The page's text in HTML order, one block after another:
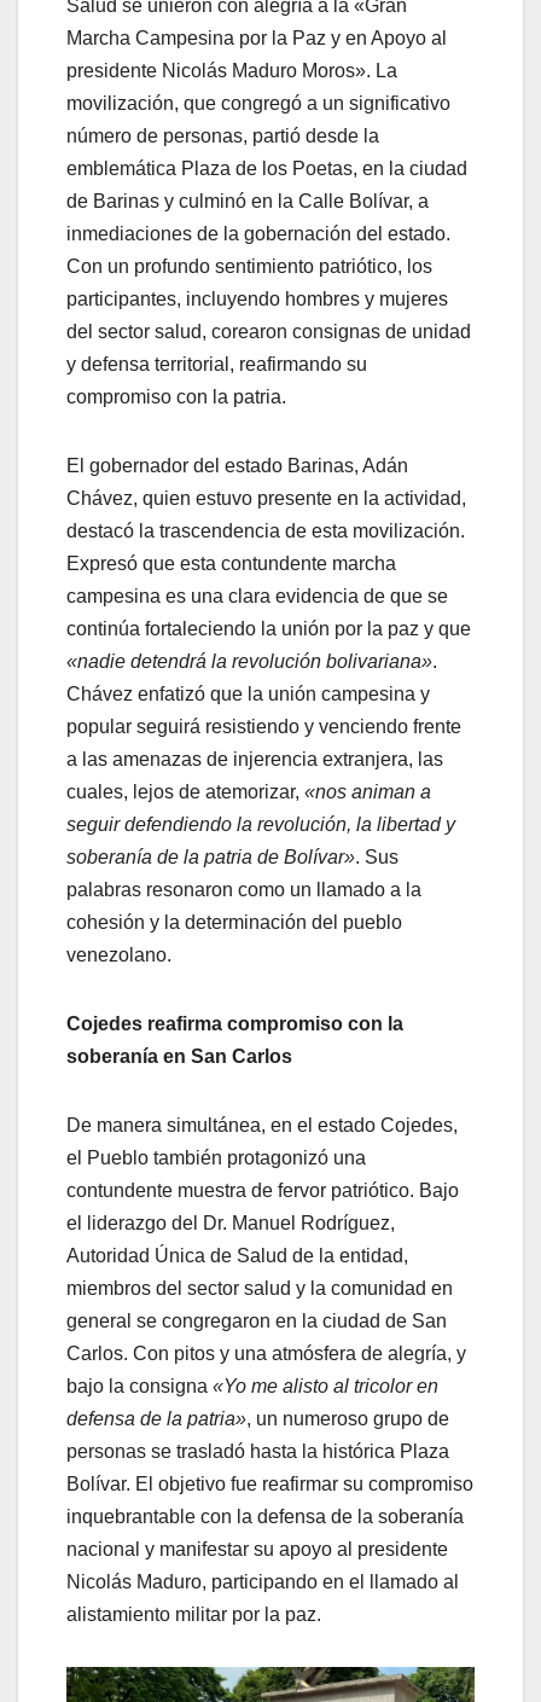
Salud se unieron con alegría a la «Gran
Marcha Campesina por la Paz y en Apoyo al
presidente Nicolás Maduro Moros». La
movilización, que congregó a un significativo
número de personas, partió desde la
emblemática Plaza de los Poetas, en la ciudad
de Barinas y culminó en la Calle Bolívar, a
inmediaciones de la gobernación del estado.
Con un profundo sentimiento patriótico, los
participantes, incluyendo hombres y mujeres
del sector salud, corearon consignas de unidad
y defensa territorial, reafirmando su
compromiso con la patria.
El gobernador del estado Barinas, Adán
Chávez, quien estuvo presente en la actividad,
destacó la trascendencia de esta movilización.
Expresó que esta contundente marcha
campesina es una clara evidencia de que se
continúa fortaleciendo la unión por la paz y que
«nadie detendrá la revolución bolivariana».
Chávez enfatizó que la unión campesina y
popular seguirá resistiendo y venciendo frente
a las amenazas de injerencia extranjera, las
cuales, lejos de atemorizar, «nos animan a
seguir defendiendo la revolución, la libertad y
soberanía de la patria de Bolívar». Sus
palabras resonaron como un llamado a la
cohesión y la determinación del pueblo
venezolano.
Cojedes reafirma compromiso con la
soberanía en San Carlos
De manera simultánea, en el estado Cojedes,
el Pueblo también protagonizó una
contundente muestra de fervor patriótico. Bajo
el liderazgo del Dr. Manuel Rodríguez,
Autoridad Única de Salud de la entidad,
miembros del sector salud y la comunidad en
general se congregaron en la ciudad de San
Carlos. Con pitos y una atmósfera de alegría, y
bajo la consigna «Yo me alisto al tricolor en
defensa de la patria», un numeroso grupo de
personas se trasladó hasta la histórica Plaza
Bolívar. El objetivo fue reafirmar su compromiso
inquebrantable con la defensa de la soberanía
nacional y manifestar su apoyo al presidente
Nicolás Maduro, participando en el llamado al
alistamiento militar por la paz.